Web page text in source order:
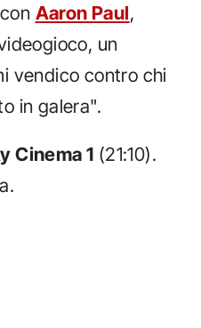
Aaron Paul,
un
vendico contro chi
in galera".
Cinema 1 (21:10).